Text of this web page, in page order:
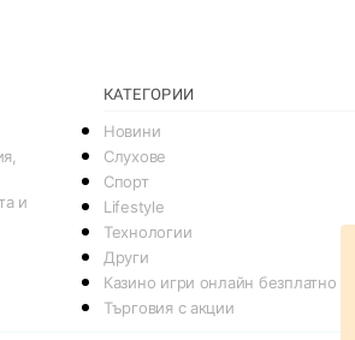
и
КАТЕГОРИИ
Новини
Слухове
Спорт
Lifestyle
Технологии
Други
Казино игри онлайн безплатно
Търговия с акции